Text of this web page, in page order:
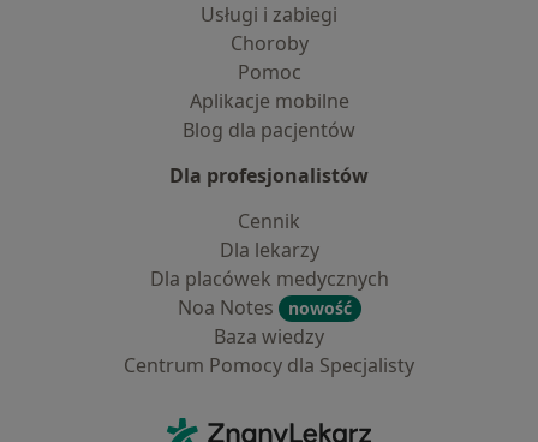
Usługi i zabiegi
Choroby
Pomoc
Aplikacje mobilne
Blog dla pacjentów
Dla profesjonalistów
Cennik
Dla lekarzy
Dla placówek medycznych
Noa Notes
nowość
Baza wiedzy
Centrum Pomocy dla Specjalisty
ZnanyLekarz - Strona główna